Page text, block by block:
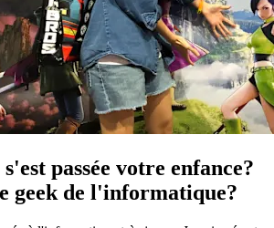
passée votre enfance?
geek de l'informatique?